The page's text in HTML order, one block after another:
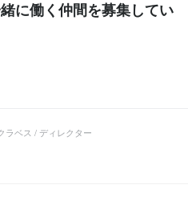
に働く仲間を募集してい
ラベス / ディレクター